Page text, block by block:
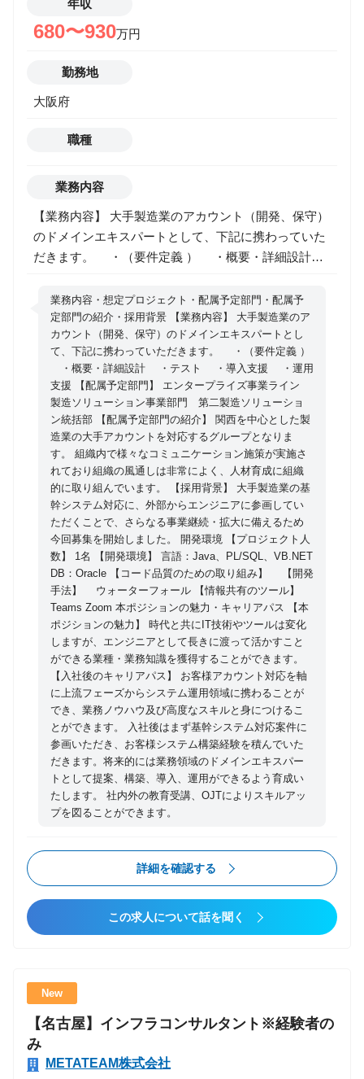
キャプチャデータの調整・クリーニング ・手付けアニ
メーションの制作 ▼ ゲーム実装・調整 ・Unity：
Animator Controller／State Machine／Animation
Rigging ・Unreal：Anim Blueprint／State Machine／
Control Rig ・動きの遷移（ブレンド、補間）の調整 ・
での攻撃タイミング・ヒットフレーム合わせ ・カメラ
調整・フレーム削減 ・レスポンス改善のための調整
のクリーンアップ ▼ 演出・上流工程 ・アクション演
出案の提案 ・キャラ性を表現する動きの作成 ・企画
意図を理解したアニメーション表現 ・プランナー／エ
（Rig／Retargetなど） ・外注管理（FB、品質監修）
年収
680〜930万円
勤務地
大阪府
職種
業務内容
【業務内容】 大手製造業のアカウント（開発、保守）
のドメインエキスパートとして、下記に携わっていた
だきます。 ・（要件定義 ） ・概要・詳細設計
門】 エンタープライズ事業ライン 製造ソリューショ
ン事業部門 第二製造ソリューション統括部 【配属予
定部門の紹介】 関西を中心とした製造業の大手アカウ
ントを対応するグループとなります。 組織内で様々な
コミュニケーション施策が実施されており組織の風通
しは非常によく、人材育成に組織的に取り組んでいま
す。 【採用背景】 大手製造業の基幹システム対応
に、外部からエンジニアに参画していただくことで、
さらなる事業継続・拡大に備えるため今回募集を開始
しました。
業務内容・想定プロジェクト・配属予定部門・配属予
定部門の紹介・採用背景 【業務内容】 大手製造業のア
カウント（開発、保守）のドメインエキスパートとし
て、下記に携わっていただきます。 ・（要件定義 ）
・概要・詳細設計 ・テスト ・導入支援 ・運用
支援 【配属予定部門】 エンタープライズ事業ライン
製造ソリューション事業部門 第二製造ソリューショ
ン統括部 【配属予定部門の紹介】 関西を中心とした製
造業の大手アカウントを対応するグループとなりま
す。 組織内で様々なコミュニケーション施策が実施さ
れており組織の風通しは非常によく、人材育成に組織
的に取り組んでいます。 【採用背景】 大手製造業の基
幹システム対応に、外部からエンジニアに参画してい
ただくことで、さらなる事業継続・拡大に備えるため
今回募集を開始しました。 開発環境 【プロジェクト人
数】 1名 【開発環境】 言語：Java、PL/SQL、VB.NET
DB：Oracle 【コード品質のための取り組み】 【開発
手法】 ウォーターフォール 【情報共有のツール】
Teams Zoom 本ポジションの魅力・キャリアパス 【本
ポジションの魅力】 時代と共にIT技術やツールは変化
しますが、エンジニアとして長きに渡って活かすこと
ができる業種・業務知識を獲得することができます。
【入社後のキャリアパス】 お客様アカウント対応を軸
に上流フェーズからシステム運用領域に携わることが
でき、業務ノウハウ及び高度なスキルと身につけるこ
とができます。 入社後はまず基幹システム対応案件に
参画いただき、お客様システム構築経験を積んでいた
だきます。将来的には業務領域のドメインエキスパー
トとして提案、構築、導入、運用ができるよう育成い
たします。 社内外の教育受講、OJTによりスキルアッ
プを図ることができます。
詳細を確認する
この求人について話を聞く
New
【名古屋】インフラコンサルタント※経験者の
み
METATEAM株式会社